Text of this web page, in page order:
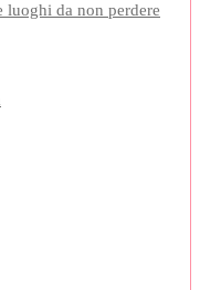
luoghi da non perdere